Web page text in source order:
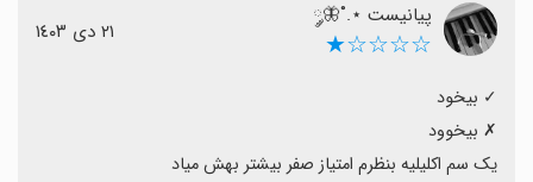
پیانیست ⋆.˚🦋༘
☆☆☆☆★ ٢١ دی ١٤٠٣
یک سم اکلیلیه بنظرم امتیاز صفر بیشتر بهش میاد